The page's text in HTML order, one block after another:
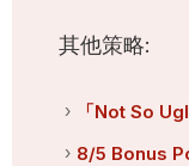
其他策略:
「Not So
8/5 Bonus